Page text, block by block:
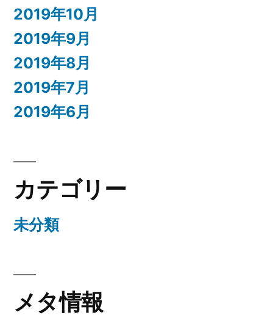
2019年10月
2019年9月
2019年8月
2019年7月
2019年6月
カテゴリー
未分類
メタ情報